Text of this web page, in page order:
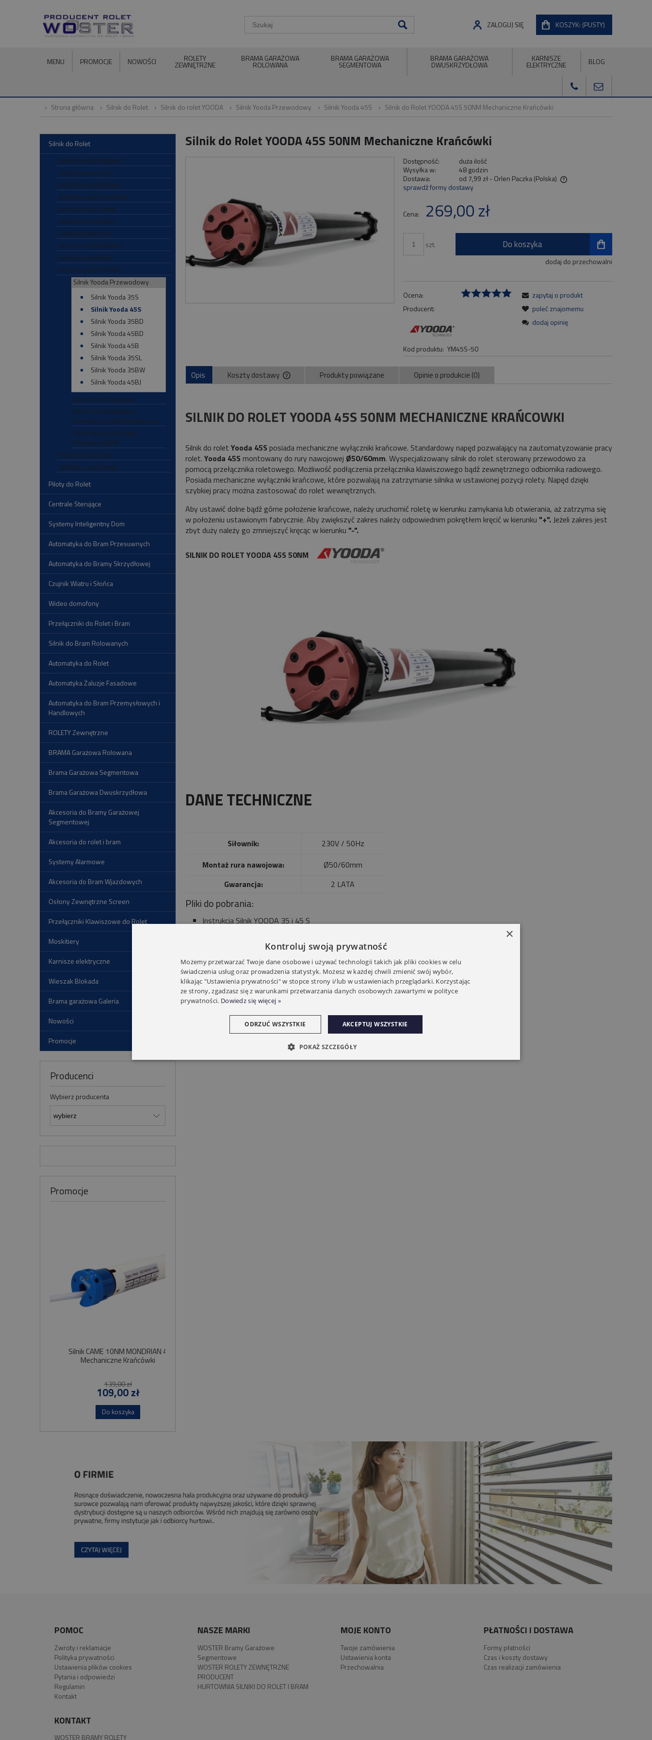
KOSZYK: (PUSTY)
ZALOGUJ SIĘ
MENU PROMOCJE NOWOŚCI ROLETY
ZEWNĘTRZNE
BRAMA GARAŻOWA
ROLOWANA
BRAMA GARAŻOWA
SEGMENTOWA
BRAMA GARAŻOWA
DWUSKRZYDŁOWA
KARNISZE
ELEKTRYCZNE BLOG
Strona główna Silnik do Rolet Silnik do rolet YOODA Silnik Yooda Przewodowy Silnik Yooda 45S Silnik do Rolet YOODA 45S 50NM Mechaniczne Krańcówki
Silnik do Rolet
SIilnik do rolet Aluprof
Silnik do rolet Asa
Silnik do rolet Becker
Silnik do rolet Cherubini
Silnik do rolet Came
Silnik do rolet Elero
Silnik do rolet Inel
Silnik do rolet Mobilus
Silnik do rolet Nice
Silnik do rolet YOODA
Silnik Yooda Przewodowy
Silnik Yooda 35S
Silnik Yooda 45S
Silnik Yooda 35BD
Silnik Yooda 45BD
Silnik Yooda 45B
Silnik Yooda 35SL
Silnik Yooda 35BW
Silnik Yooda 45BJ
Silnik Yooda Radiowy
Silnik Yooda Radiowy
Komunikacja Dwukierunkowa
Silnik Yooda do Bramy
Rolowanej NHK
Silnik do rolet Simu
Silnik do rolet Somfy
Piloty do Rolet
Centrale Sterujące
Systemy Inteligentny Dom
Automatyka do Bram Przesuwnych
Automatyka do Bramy Skrzydłowej
Czujnik Wiatru i Słońca
Wideo domofony
Przełączniki do Rolet i Bram
Silnik do Bram Rolowanych
Automatyka do Rolet
Automatyka Żaluzje Fasadowe
Automatyka do Bram Przemysłowych i
Handlowych
ROLETY Zewnętrzne
BRAMA Garażowa Rolowana
Brama Garażowa Segmentowa
Brama Garażowa Dwuskrzydłowa
Akcesoria do Bramy Garażowej
Segmentowej
Akcesoria do rolet i bram
Systemy Alarmowe
Akcesoria do Bram Wjazdowych
Osłony Zewnętrzne Screen
Przełączniki Klawiszowe do Rolet
Moskitiery
Karnisze elektryczne
Wieszak Blokada
Brama garażowa Galeria
Nowości
Promocje
Producenci
Wybierz producenta
Promocje
Silnik CAME 10NM MONDRIAN 4
Mechaniczne Krańcówki
139,00 zł
109,00 zł
Do koszyka
Silnik do Rolet YOODA 45S 50NM Mechaniczne Krańcówki
Dostępność:
duża ilość
Wysyłka w:
48 godzin
Dostawa:
od 7,99 zł- Orlen Paczka(Polska)
płatności
sprawdź formy dostawy
Cena: 269,00 zł
szt. Do koszyka
dodaj do przechowalni
Ocena:
Producent:
Kod produktu: YM45S-50
zapytaj o produkt
poleć znajomemu
dodaj opinię
Opis Koszty dostawy Produkty powiązane Opinie o produkcie (0)
SILNIK DO ROLET YOODA 45S 50NM MECHANICZNE KRAŃCOWKI
Silnik do rolet Yooda 45S posiada mechaniczne wyłączniki krańcowe. Standardowy napęd pozwalający na zautomatyzowanie pracy
rolet. Yooda 45S montowany do rury nawojowej Ø50/60mm. Wyspecjalizowany silnik do rolet sterowany przewodowo za
pomocą przełącznika roletowego. Możliwość podłączenia przełącznika klawiszowego bądź zewnętrznego odbiornika radiowego.
Posiada mechaniczne wyłączniki krańcowe, które pozwalają na zatrzymanie silnika w ustawionej pozycji rolety. Napęd dzięki
szybkiej pracy można zastosować do rolet wewnętrznych.
Aby ustawić dolne bądź górne położenie krańcowe, należy uruchomić roletę w kierunku zamykania lub otwierania, aż zatrzyma się
w położeniu ustawionym fabrycznie. Aby zwiększyć zakres należy odpowiednim pokrętłem kręcić w kierunku "+". Jeżeli zakres jest
zbyt duży należy go zmniejszyć kręcąc w kierunku "-".
SILNIK DO ROLET YOODA 45S 50NM
DANE TECHNICZNE
Siłownik:
230V / 50Hz
Montaż rura nawojowa:
Ø50/60mm
Gwarancja:
2 LATA
Pliki do pobrania:
Instrukcja Silnik YOODA 35 i 45 S
POMOC
Zwroty i reklamacje
Polityka prywatności
Ustawienia plików cookies
Pytania i odpowiedzi
Regulamin
Kontakt
NASZE MARKI
WOSTER Bramy Garażowe
Segmentowe
WOSTER ROLETY ZEWNĘTRZNE
PRODUCENT
HURTOWNIA SILNIKI DO ROLET I BRAM
MOJE KONTO
Twoje zamówienia
Ustawienia konta
Przechowalnia
PŁATNOŚCI I DOSTAWA
Formy płatności
Czas i koszty dostawy
Czas realizacji zamówienia
KONTAKT
WOSTER BRAMY ROLETY
×
Kontroluj swoją prywatność
Możemy przetwarzać Twoje dane osobowe i używać technologii takich jak pliki cookies w celu
świadczenia usług oraz prowadzenia statystyk. Możesz w każdej chwili zmienić swój wybór,
klikając "Ustawienia prywatności" w stopce strony i/lub w ustawieniach przeglądarki. Korzystając
ze strony, zgadzasz się z warunkami przetwarzania danych osobowych zawartymi w polityce
prywatności. Dowiedz się więcej »
AKCEPTUJ WSZYSTKIE
ODRZUĆ WSZYSTKIE
POKAŻ SZCZEGÓŁY